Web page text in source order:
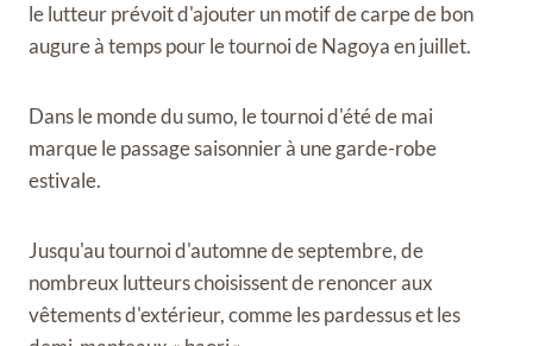
le lutteur prévoit d'ajouter un motif de carpe de bon
augure à temps pour le tournoi de Nagoya en juillet.
Dans le monde du sumo, le tournoi d'été de mai
marque le passage saisonnier à une garde-robe
estivale.
Jusqu'au tournoi d'automne de septembre, de
nombreux lutteurs choisissent de renoncer aux
vêtements d'extérieur, comme les pardessus et les